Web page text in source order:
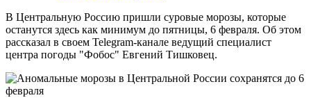
В Центральную Россию пришли суровые морозы, которые
останутся здесь как минимум до пятницы, 6 февраля. Об этом
рассказал в своем Telegram-канале ведущий специалист
центра погоды "Фобос" Евгений Тишковец.